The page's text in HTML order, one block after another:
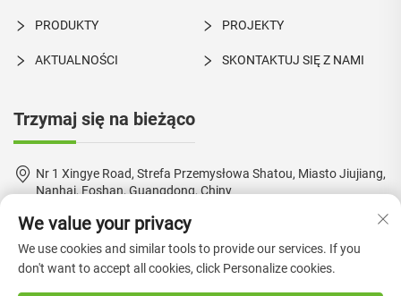
PRODUKTY PROJEKTY
AKTUALNOŚCI SKONTAKTUJ SIĘ Z NAMI
Trzymaj się na bieżąco
Nr 1 Xingye Road, Strefa Przemysłowa Shatou, Miasto Jiujiang,
Nanhai, Foshan, Guangdong, Chiny
+86-18924550960
[email protected]
We value your privacy
We use cookies and similar tools to provide our services. If you
don't want to accept all cookies, click Personalize cookies.